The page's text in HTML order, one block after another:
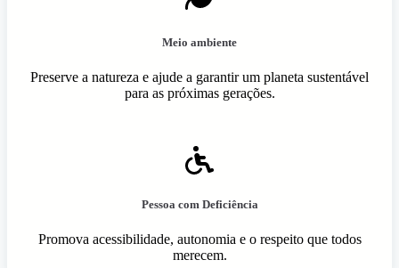
Meio ambiente
Preserve a natureza e ajude a garantir um planeta sustentável
para as próximas gerações.
Pessoa com Deficiência
Promova acessibilidade, autonomia e o respeito que todos
merecem.